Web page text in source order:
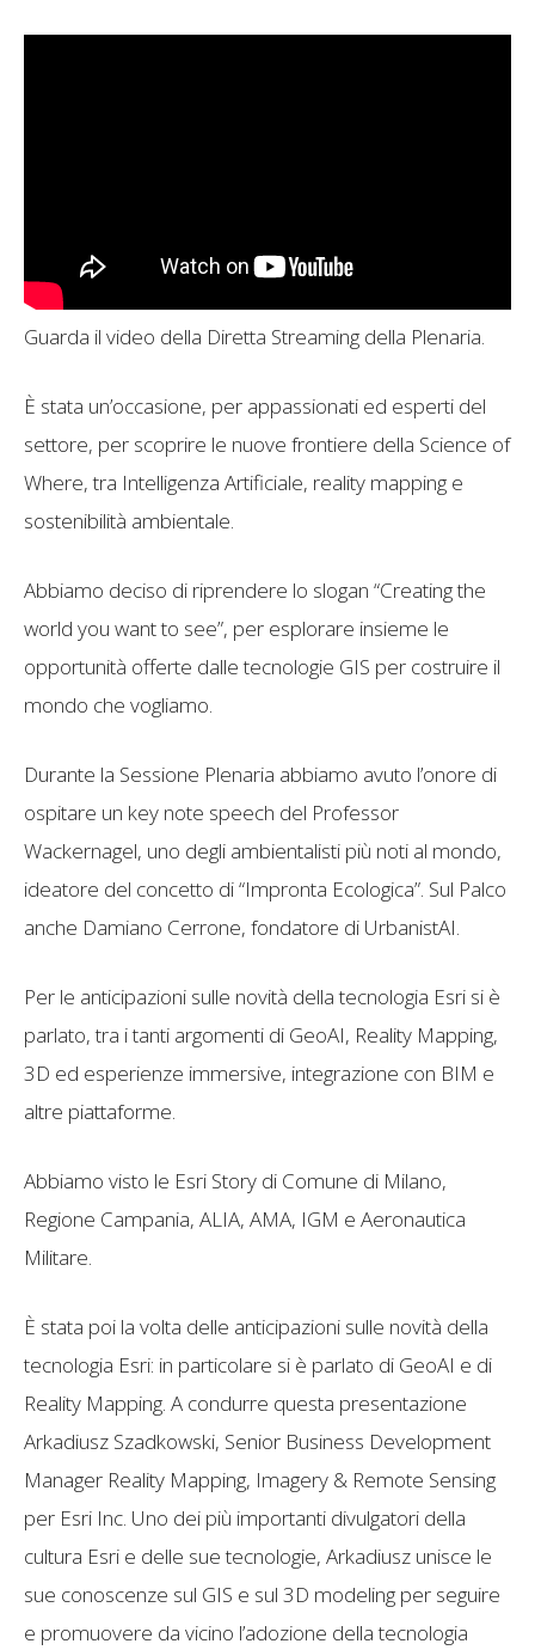
Guarda il video della Diretta Streaming della Plenaria.
È stata un’occasione, per appassionati ed esperti del
settore, per scoprire le nuove frontiere della Science of
Where, tra Intelligenza Artificiale, reality mapping e
sostenibilità ambientale.
Abbiamo deciso di riprendere lo slogan “Creating the
world you want to see”, per esplorare insieme le
opportunità offerte dalle tecnologie GIS per costruire il
mondo che vogliamo.
Durante la Sessione Plenaria abbiamo avuto l’onore di
ospitare un key note speech del Professor
Wackernagel, uno degli ambientalisti più noti al mondo,
ideatore del concetto di “Impronta Ecologica”. Sul Palco
anche Damiano Cerrone, fondatore di UrbanistAI.
Per le anticipazioni sulle novità della tecnologia Esri si è
parlato, tra i tanti argomenti di GeoAI, Reality Mapping,
3D ed esperienze immersive, integrazione con BIM e
altre piattaforme.
Abbiamo visto le Esri Story di Comune di Milano,
Regione Campania, ALIA, AMA, IGM e Aeronautica
Militare.
È stata poi la volta delle anticipazioni sulle novità della
tecnologia Esri: in particolare si è parlato di GeoAI e di
Reality Mapping. A condurre questa presentazione
Arkadiusz Szadkowski, Senior Business Development
Manager Reality Mapping, Imagery & Remote Sensing
per Esri Inc. Uno dei più importanti divulgatori della
cultura Esri e delle sue tecnologie, Arkadiusz unisce le
sue conoscenze sul GIS e sul 3D modeling per seguire
e promuovere da vicino l’adozione della tecnologia